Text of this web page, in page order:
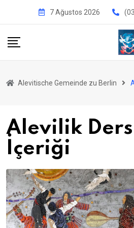
7 Ağustos 2026
Alevitische Gemeinde zu Berlin
Alevilik
İçeriği